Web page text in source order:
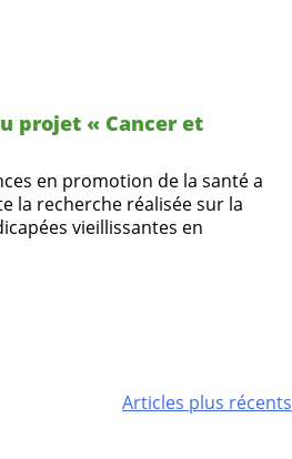
projet « Cancer et
en promotion de la santé a
la recherche réalisée sur la
vieillissantes en
Articles plus récents